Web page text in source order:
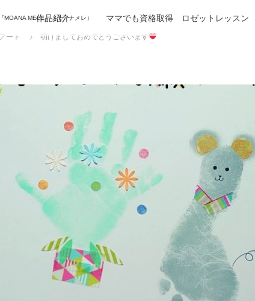
MELE』（モアナメレ）
作品紹介 ママでも資格取得 ロゼットレッスン
ート 明けましておめでとうございます